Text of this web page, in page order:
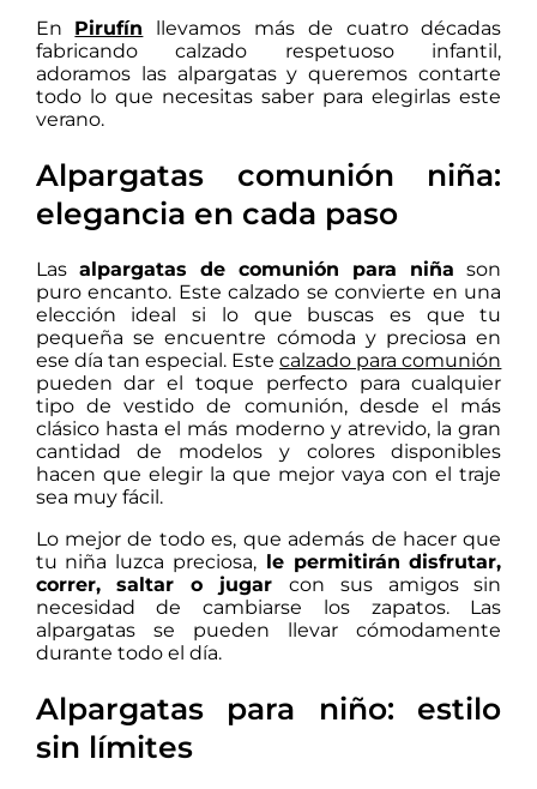
En Pirufín llevamos más de cuatro décadas
fabricando calzado respetuoso infantil,
adoramos las alpargatas y queremos contarte
todo lo que necesitas saber para elegirlas este
verano.
Alpargatas comunión niña:
elegancia en cada paso
Las alpargatas de comunión para niña son
puro encanto. Este calzado se convierte en una
elección ideal si lo que buscas es que tu
pequeña se encuentre cómoda y preciosa en
ese día tan especial. Estecalzado para comunión
pueden dar el toque perfecto para cualquier
tipo de vestido de comunión, desde el más
clásico hasta el más moderno y atrevido, la gran
cantidad de modelos y colores disponibles
hacen que elegir la que mejor vaya con el traje
sea muy fácil.
Lo mejor de todo es, que además de hacer que
tu niña luzca preciosa, le permitirán disfrutar,
correr, saltar o jugar con sus amigos sin
necesidad de cambiarse los zapatos. Las
alpargatas se pueden llevar cómodamente
durante todo el día.
Alpargatas para niño: estilo
sin límites